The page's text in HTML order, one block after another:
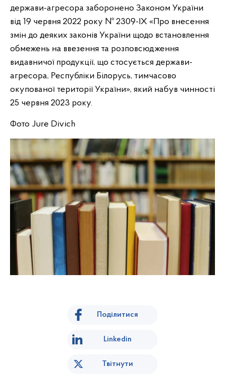
держави-агресора заборонено Законом України
від 19 червня 2022 року № 2309-IX «Про внесення
змін до деяких законів України щодо встановлення
обмежень на ввезення та розповсюдження
видавничої продукції, що стосується держави-
агресора, Республіки Білорусь, тимчасово
окупованої території України», який набув чинності
25 червня 2023 року.
Фото Jure Divich
Поділитися
Linkedin
Твітнути